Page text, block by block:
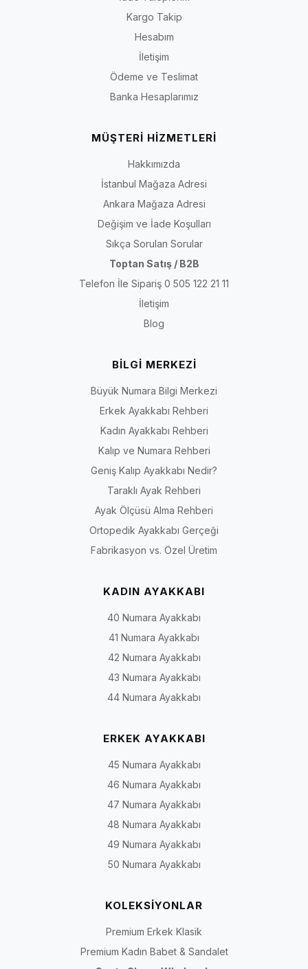
Kargo Takip
Hesabım
İletişim
Ödeme ve Teslimat
Banka Hesaplarımız
MÜŞTERİ HİZMETLERİ
Hakkımızda
İstanbul Mağaza Adresi
Ankara Mağaza Adresi
Değişim ve İade Koşulları
Sıkça Sorulan Sorular
Toptan Satış / B2B
Telefon İle Sipariş 0 505 122 21 11
İletişim
Blog
BİLGİ MERKEZİ
Büyük Numara Bilgi Merkezi
Erkek Ayakkabı Rehberi
Kadın Ayakkabı Rehberi
Kalıp ve Numara Rehberi
Geniş Kalıp Ayakkabı Nedir?
Taraklı Ayak Rehberi
Ayak Ölçüsü Alma Rehberi
Ortopedik Ayakkabı Gerçeği
Fabrikasyon vs. Özel Üretim
KADIN AYAKKABI
40 Numara Ayakkabı
41 Numara Ayakkabı
42 Numara Ayakkabı
43 Numara Ayakkabı
44 Numara Ayakkabı
ERKEK AYAKKABI
45 Numara Ayakkabı
46 Numara Ayakkabı
47 Numara Ayakkabı
48 Numara Ayakkabı
49 Numara Ayakkabı
50 Numara Ayakkabı
KOLEKSİYONLAR
Premium Erkek Klasik
Premium Kadın Babet & Sandalet